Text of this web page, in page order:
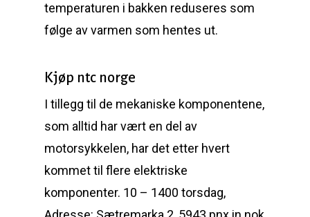
temperaturen i bakken reduseres som
følge av varmen som hentes ut.
Kjøp ntc norge
I tillegg til de mekaniske komponentene,
som alltid har vært en del av
motorsykkelen, har det etter hvert
kommet til flere elektriske
komponenter. 10 – 1400 torsdag,